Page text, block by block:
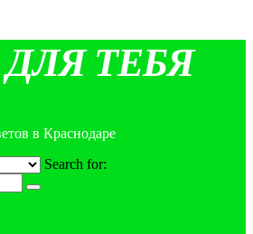
ТЕБЯ
в Краснодаре
Search for: